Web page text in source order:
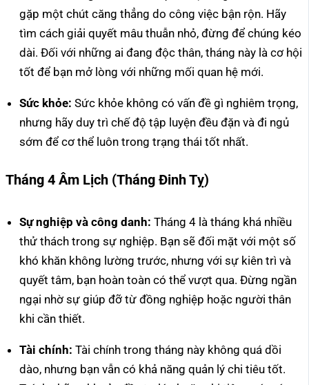
gặp một chút căng thẳng do công việc bận rộn. Hãy
tìm cách giải quyết mâu thuẫn nhỏ, đừng để chúng kéo
dài. Đối với những ai đang độc thân, tháng này là cơ hội
tốt để bạn mở lòng với những mối quan hệ mới.
Sức khỏe: Sức khỏe không có vấn đề gì nghiêm trọng,
nhưng hãy duy trì chế độ tập luyện đều đặn và đi ngủ
sớm để cơ thể luôn trong trạng thái tốt nhất.
Tháng 4 Âm Lịch (Tháng Đinh Tỵ)
Sự nghiệp và công danh: Tháng 4 là tháng khá nhiều
thử thách trong sự nghiệp. Bạn sẽ đối mặt với một số
khó khăn không lường trước, nhưng với sự kiên trì và
quyết tâm, bạn hoàn toàn có thể vượt qua. Đừng ngần
ngại nhờ sự giúp đỡ từ đồng nghiệp hoặc người thân
khi cần thiết.
Tài chính: Tài chính trong tháng này không quá dồi
dào, nhưng bạn vẫn có khả năng quản lý chi tiêu tốt.